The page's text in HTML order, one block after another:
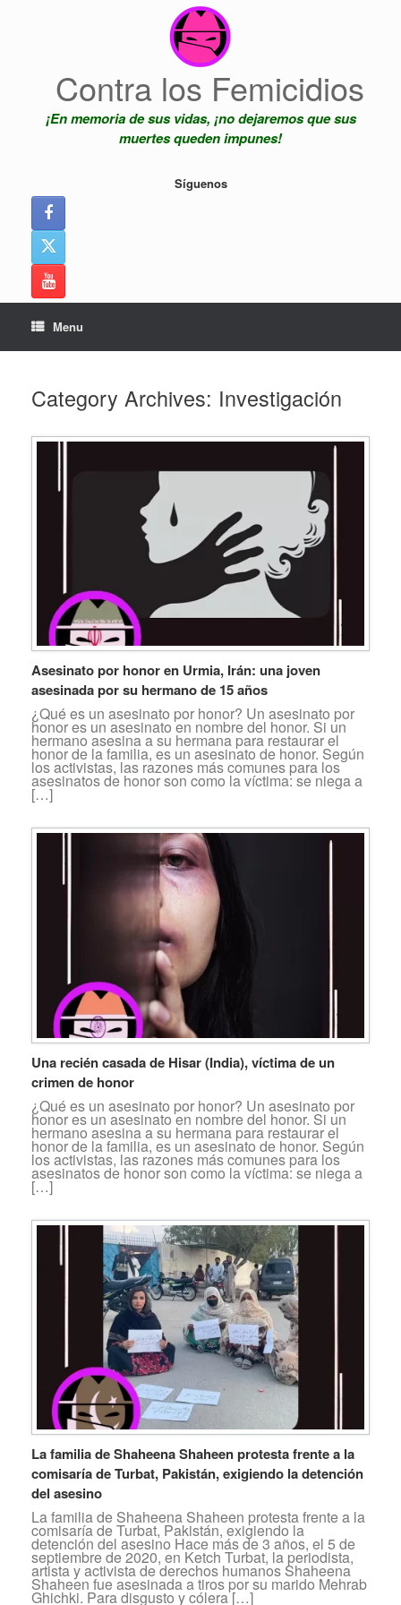
Contra los Femicidios
¡En memoria de sus vidas, ¡no dejaremos que sus
muertes queden impunes!
Síguenos
Menu
Category Archives: Investigación
Asesinato por honor en Urmia, Irán: una joven
asesinada por su hermano de 15 años
¿Qué es un asesinato por honor? Un asesinato por
honor es un asesinato en nombre del honor. Si un
hermano asesina a su hermana para restaurar el
honor de la familia, es un asesinato de honor. Según
los activistas, las razones más comunes para los
asesinatos de honor son como la víctima: se niega a
[…]
Una recién casada de Hisar (India), víctima de un
crimen de honor
¿Qué es un asesinato por honor? Un asesinato por
honor es un asesinato en nombre del honor. Si un
hermano asesina a su hermana para restaurar el
honor de la familia, es un asesinato de honor. Según
los activistas, las razones más comunes para los
asesinatos de honor son como la víctima: se niega a
[…]
La familia de Shaheena Shaheen protesta frente a la
comisaría de Turbat, Pakistán, exigiendo la detención
del asesino
La familia de Shaheena Shaheen protesta frente a la
comisaría de Turbat, Pakistán, exigiendo la
detención del asesino Hace más de 3 años, el 5 de
septiembre de 2020, en Ketch Turbat, la periodista,
artista y activista de derechos humanos Shaheena
Shaheen fue asesinada a tiros por su marido Mehrab
Ghichki. Para disgusto y cólera […]